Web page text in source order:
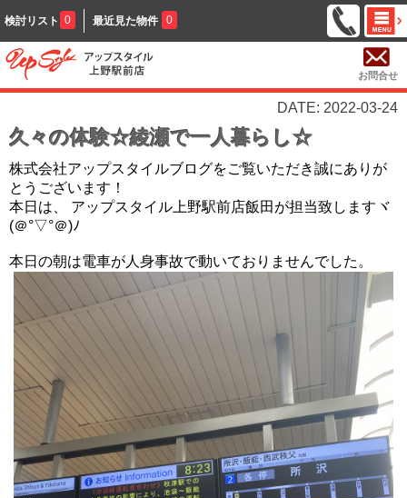
検討リスト 0 最近見た物件 0
お問合せ
DATE: 2022-03-24
久々の体験☆綾瀬で一人暮らし☆
株式会社アップスタイルブログをご覧いただき誠にありが
とうございます！
本日は、 アップスタイル上野駅前店飯田が担当致しますヾ
(＠°▽°＠)ﾉ
本日の朝は電車が人身事故で動いておりませんでした。